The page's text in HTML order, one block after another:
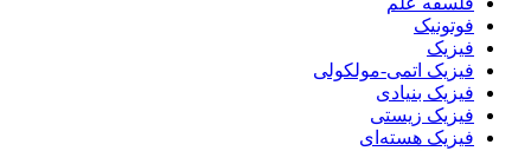
فوتونیک
فیزیک
فیزیک اتمی-مولکولی
فیزیک بنیادی
فیزیک زیستی
فیزیک هسته‌ای